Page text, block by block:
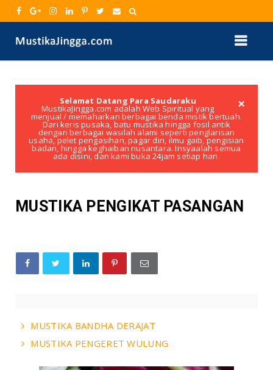
×
Selamat Datang Para Saudaraku
MustikaJingga.com adalah Web Spiritual yang
menjual / memaharkan berbagai benda mistik bertuah.
Dari keris pusaka, batu mustika hingga fosil antik
dengan berbagai wasilah alami seperti penglarisan
usaha, pelet pengasihan, pagar diri, ilmu gaib, pengisian
badan, hingga keghaiban nusantara. Insyaalah semua
ada disini, dan kami buka 24jam setiap hari.
MUSTIKA PENGIKAT PASANGAN
MUSTIKA BANDHA DERAJAT
MUSTIKA PENGERET WULUNG